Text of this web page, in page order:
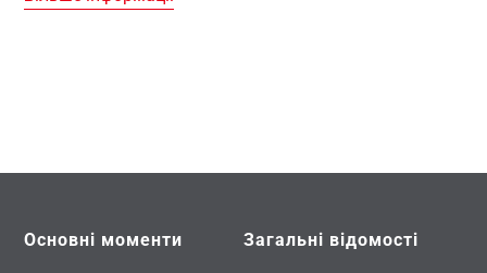
Основні моменти Загальні відомості